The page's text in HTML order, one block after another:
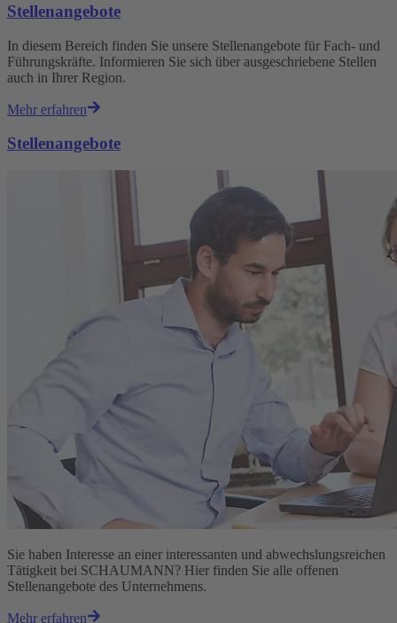
Stellenangebote
In diesem Bereich finden Sie unsere Stellenangebote für Fach- und
Führungskräfte. Informieren Sie sich über ausgeschriebene Stellen
auch in Ihrer Region.
Mehr erfahren
Stellenangebote
Sie haben Interesse an einer interessanten und abwechslungsreichen
Tätigkeit bei SCHAUMANN? Hier finden Sie alle offenen
Stellenangebote des Unternehmens.
Mehr erfahren